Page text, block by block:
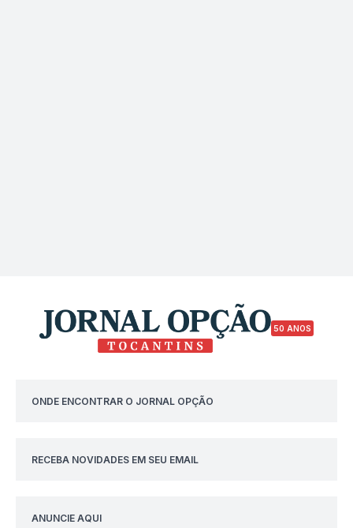
50 ANOS
ONDE ENCONTRAR O JORNAL OPÇÃO
RECEBA NOVIDADES EM SEU EMAIL
ANUNCIE AQUI